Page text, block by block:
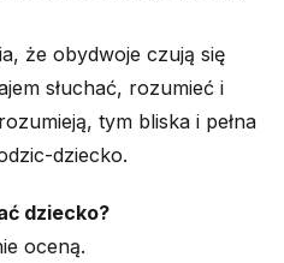
że obydwoje czują się
słuchać, rozumieć i
tym bliska i pełna
dziecko.
dziecko?
oceną.